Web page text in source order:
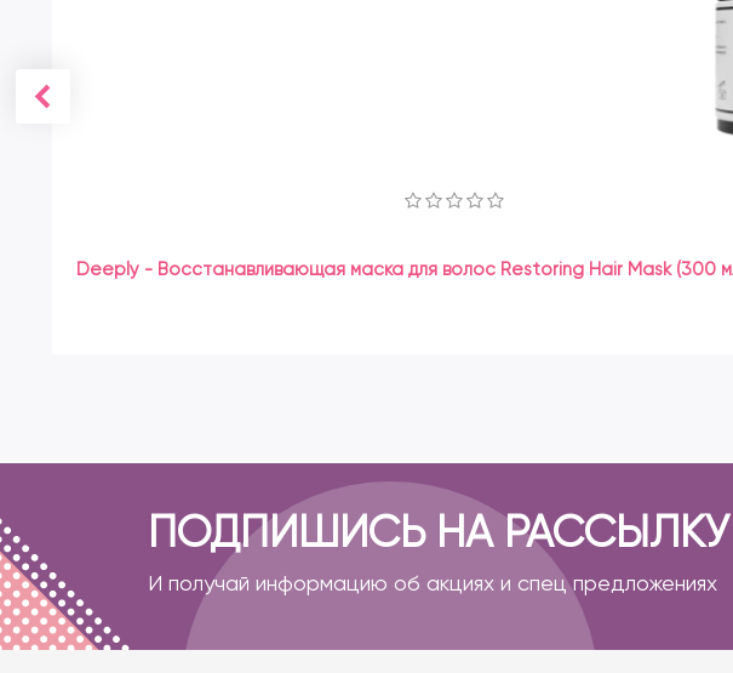
Deeply - Восстанавливающая маска для волос Restoring Hair Mask (300
ПОДПИШИСЬ НА РАССЫЛКУ
И получай информацию об акциях и спец предложениях